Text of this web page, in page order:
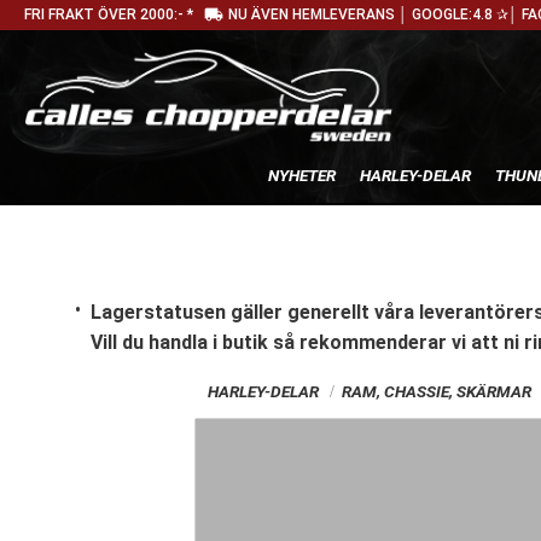
FRI FRAKT ÖVER 2000:- * local_shipping NU ÄVEN HEMLEVERANS │ GOOGLE:4.8 ✰│
NYHETER HARLEY-DELAR
Lagerstatusen gäller generellt våra
Vill du handla i butik så rekommenderar vi att ni
HARLEY-DELAR RAM, CHASSIE, SKÄRMAR